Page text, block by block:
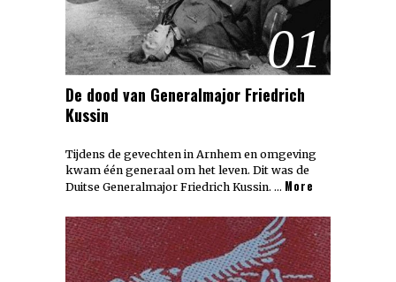
01
De dood van Generalmajor Friedrich
Kussin
Tijdens de gevechten in Arnhem en omgeving
kwam één generaal om het leven. Dit was de
Duitse Generalmajor Friedrich Kussin. … More